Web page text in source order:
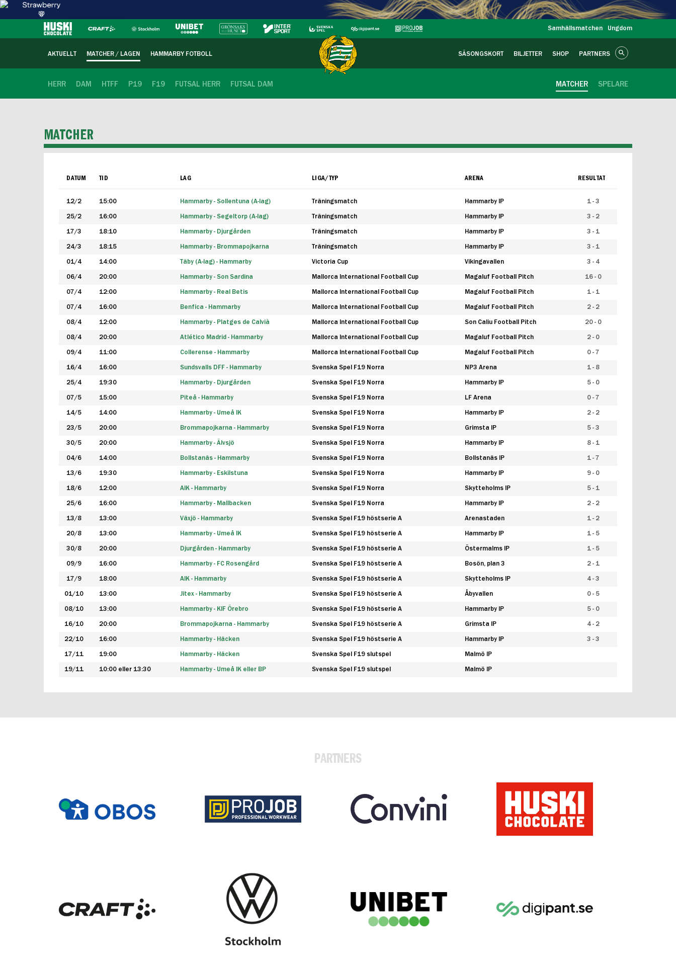
Samhällsmatchen Ungdom
AKTUELLT MATCHER / LAGEN HAMMARBY FOTBOLL SÄSONGSKORT BILJETTER SHOP PARTNERS
HERR DAM HTFF P19 F19 FUTSAL HERR FUTSAL DAM SPELARE
MATCHER
MATCHER
DATUM TID LAG LIGA/TYP ARENA RESULTAT
12/2 15:00 Hammarby - Sollentuna (A-lag) Träningsmatch Hammarby IP 1 - 3
25/2 16:00 Hammarby - Segeltorp (A-lag) Träningsmatch Hammarby IP 3 - 2
17/3 18:10 Hammarby - Djurgården Träningsmatch Hammarby IP 3 - 1
24/3 18:15 Hammarby - Brommapojkarna Träningsmatch Hammarby IP 3 - 1
01/4 14:00 Täby (A-lag) - Hammarby Victoria Cup Vikingavallen 3 - 4
06/4 20:00 Hammarby - Son Sardina Mallorca International Football Cup Magaluf Football Pitch 16 - 0
07/4 12:00 Hammarby - Real Betis Mallorca International Football Cup Magaluf Football Pitch 1 - 1
07/4 16:00 Benfica - Hammarby Mallorca International Football Cup Magaluf Football Pitch 2 - 2
08/4 12:00 Hammarby - Platges de Calvià Mallorca International Football Cup Son Caliu Football Pitch 20 - 0
08/4 20:00 Atlético Madrid - Hammarby Mallorca International Football Cup Magaluf Football Pitch 2 - 0
09/4 11:00 Collerense - Hammarby Mallorca International Football Cup Magaluf Football Pitch 0 - 7
16/4 16:00 Sundsvalls DFF - Hammarby Svenska Spel F19 Norra NP3 Arena 1 - 8
25/4 19:30 Hammarby - Djurgården Svenska Spel F19 Norra Hammarby IP 5 - 0
07/5 15:00 Piteå - Hammarby Svenska Spel F19 Norra LF Arena 0 - 7
14/5 14:00 Hammarby - Umeå IK Svenska Spel F19 Norra Hammarby IP 2 - 2
23/5 20:00 Brommapojkarna - Hammarby Svenska Spel F19 Norra Grimsta IP 5 - 3
30/5 20:00 Hammarby - Älvsjö Svenska Spel F19 Norra Hammarby IP 8 - 1
04/6 14:00 Bollstanäs - Hammarby Svenska Spel F19 Norra Bollstanäs IP 1 - 7
13/6 19:30 Hammarby - Eskilstuna Svenska Spel F19 Norra Hammarby IP 9 - 0
18/6 12:00 AIK - Hammarby Svenska Spel F19 Norra Skytteholms IP 5 - 1
25/6 16:00 Hammarby - Mallbacken Svenska Spel F19 Norra Hammarby IP 2 - 2
13/8 13:00 Växjö - Hammarby Svenska Spel F19 höstserie A Arenastaden 1 - 2
20/8 13:00 Hammarby - Umeå IK Svenska Spel F19 höstserie A Hammarby IP 1 - 5
30/8 20:00 Djurgården - Hammarby Svenska Spel F19 höstserie A Östermalms IP 1 - 5
09/9 16:00 Hammarby - FC Rosengård Svenska Spel F19 höstserie A Bosön, plan 3 2 - 1
17/9 18:00 AIK - Hammarby Svenska Spel F19 höstserie A Skytteholms IP 4 - 3
01/10 13:00 Jitex - Hammarby Svenska Spel F19 höstserie A Åbyvallen 0 - 5
08/10 13:00 Hammarby - KIF Örebro Svenska Spel F19 höstserie A Hammarby IP 5 - 0
16/10 20:00 Brommapojkarna - Hammarby Svenska Spel F19 höstserie A Grimsta IP 4 - 2
22/10 16:00 Hammarby - Häcken Svenska Spel F19 höstserie A Hammarby IP 3 - 3
17/11 19:00 Hammarby - Häcken Svenska Spel F19 slutspel Malmö IP
19/11 10:00 eller 13:30 Hammarby - Umeå IK eller BP Svenska Spel F19 slutspel Malmö IP
PARTNERS